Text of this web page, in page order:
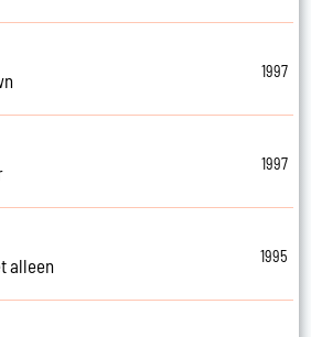
1997
1997
alleen
1995